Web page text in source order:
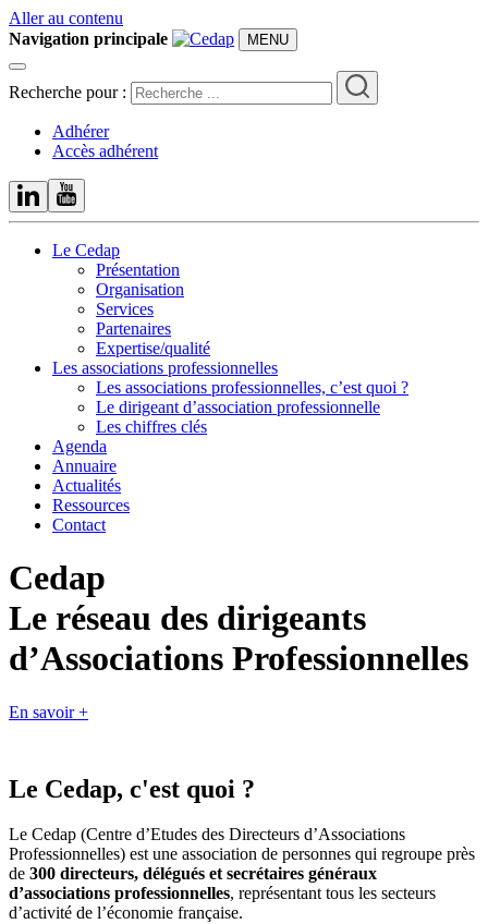
Aller au contenu
Navigation principale
MENU
Recherche pour :
Adhérer
Accès adhérent
Le Cedap
Présentation
Organisation
Services
Partenaires
Expertise/qualité
Les associations professionnelles
Les associations professionnelles, c’est quoi ?
Le dirigeant d’association professionnelle
Les chiffres clés
Agenda
Annuaire
Actualités
Ressources
Contact
Cedap
Le réseau des dirigeants
d’Associations Professionnelles
En savoir +
Le Cedap, c'est quoi ?
Le Cedap (Centre d’Etudes des Directeurs d’Associations
Professionnelles) est une association de personnes qui regroupe près
de 300 directeurs, délégués et secrétaires généraux
d’associations professionnelles, représentant tous les secteurs
d’activité de l’économie française.